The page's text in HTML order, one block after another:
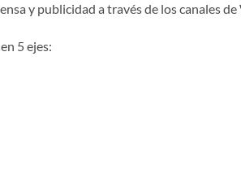
y publicidad a través de los canales
5 ejes: